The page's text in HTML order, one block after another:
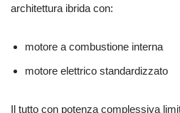
architettura ibrida con:
motore a combustione interna
motore elettrico standardizzato
Il tutto con potenza complessiva